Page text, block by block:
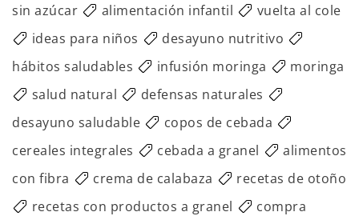
sin azúcar
alimentación infantil
vuelta al cole
ideas para niños
desayuno nutritivo
hábitos saludables
infusión moringa
moringa
salud natural
defensas naturales
desayuno saludable
copos de cebada
cereales integrales
cebada a granel
alimentos
con fibra
crema de calabaza
recetas de otoño
recetas con productos a granel
compra